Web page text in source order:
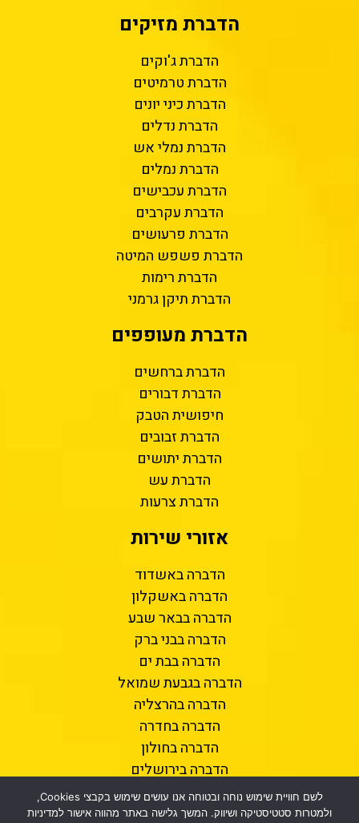
הדברת מזיקים
הדברת ג'וקים
הדברת טרמיטים
הדברת כיני יונים
הדברת נדלים
הדברת נמלי אש
הדברת נמלים
הדברת עכבישים
הדברת עקרבים
הדברת פרעושים
הדברת פשפש המיטה
הדברת רימות
הדברת תיקן גרמני
הדברת מעופפים
הדברת ברחשים
הדברת דבורים
חיפושית הטבק
הדברת זבובים
הדברת יתושים
הדברת עש
הדברת צרעות
אזורי שירות
הדברה באשדוד
הדברה באשקלון
הדברה בבאר שבע
הדברה בבני ברק
הדברה בבת ים
הדברה בגבעת שמואל
הדברה בהרצליה
הדברה בחדרה
הדברה בחולון
הדברה בירושלים
הדברה בכפר סבא
הדברה בנתניה
לשם חוויית שימוש נוחה ובטוחה אנו עושים שימוש בקבצי Cookies,
ולמטרות סטטיסטיקה ושיווק. המשך גלישה באתר מהווה אישור למדיניות